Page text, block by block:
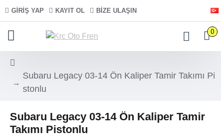
GIRIŞ YAP KAYIT OL BIZE ULAŞIN
0
Subaru Legacy 03-14 Ön Kaliper Tamir Takımı Pi
stonlu
Subaru Legacy 03-14 Ön Kaliper Tamir
Takımı Pistonlu